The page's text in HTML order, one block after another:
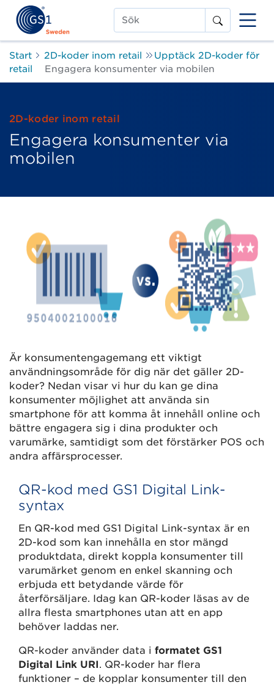
Sök
Start 2D-koder inom retail
Upptäck 2D-koder för
retail
Engagera konsumenter via mobilen
2D-koder inom retail
Engagera konsumenter via
mobilen
Är konsumentengagemang ett viktigt
användningsområde för dig när det gäller 2D-
koder? Nedan visar vi hur du kan ge dina
konsumenter möjlighet att använda sin
smartphone för att komma åt innehåll online och
bättre engagera sig i dina produkter och
varumärke, samtidigt som det förstärker POS och
andra affärsprocesser.
QR-kod med GS1 Digital Link-
syntax
En QR-kod med GS1 Digital Link-syntax är en
2D-kod som kan innehålla en stor mängd
produktdata, direkt koppla konsumenter till
varumärket genom en enkel skanning och
erbjuda ett betydande värde för
återförsäljare. Idag kan QR-koder läsas av de
allra flesta smartphones utan att en app
behöver laddas ner.
QR-koder använder data i formatet GS1
Digital Link URI. QR-koder har flera
funktioner – de kopplar konsumenter till den